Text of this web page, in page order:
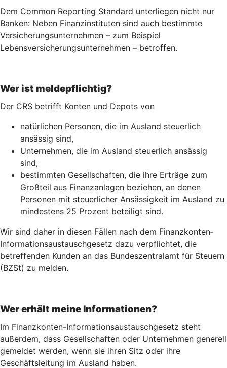
Dem Common Reporting Standard unterliegen nicht nur
Banken: Neben Finanzinstituten sind auch bestimmte
Versicherungsunternehmen – zum Beispiel
Lebensversicherungs­unternehmen – betroffen.
Wer ist meldepflichtig?
Der CRS betrifft Konten und Depots von
natürlichen Personen, die im Ausland steuerlich
ansässig sind,
Unternehmen, die im Ausland steuerlich ansässig
sind,
bestimmten Gesellschaften, die ihre Erträge zum
Großteil aus Finanzanlagen beziehen, an denen
Personen mit steuerlicher Ansässigkeit im Ausland zu
mindestens 25 Prozent beteiligt sind.
Wir sind daher in diesen Fällen nach dem Finanz­konten­
Informations­austausch­gesetz dazu verpflichtet, die
betreffenden Kunden an das Bundeszentralamt für Steuern
(BZSt) zu melden.
Wer erhält meine Informationen?
Im Finanzkonten-Informationsaustauschgesetz steht
außerdem, dass Gesellschaften oder Unternehmen generell
gemeldet werden, wenn sie ihren Sitz oder ihre
Geschäftsleitung im Ausland haben.